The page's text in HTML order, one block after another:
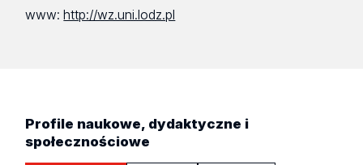
www:http://wz.uni.lodz.pl
Profile naukowe, dydaktyczne i
społecznościowe